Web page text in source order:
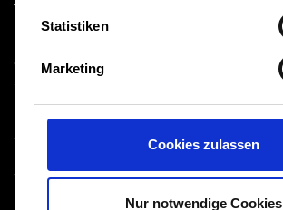
g
Statistiken
Marketing
Cookies zulassen
Nur notwendige Cookies
Verkaufsbedingungen
Lieferanten
Gesundheit und Sicherheit
Tata Steel UK Limited
7HS
Registered in England No. 02280000